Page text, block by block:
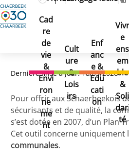
Cad
re
de
vie
&
Envi
ron
ne
me
nt
Cult
ure
&
Lois
irs
Enf
anc
e &
Edu
cati
on
Vivr
e
ens
em
ble
&
Soli
té
Voiries : Plans guides,
Plan Trottoirs
Plan Trottoirs
Plan Trottoirs
Dernière mise à jour: 18/03/2026
Pour offrir aux Schaerbeekois
sécurisants et de qualité, la
s’est dotée en 2007, d’un Plan
Cet outil concerne uniquement
communales.